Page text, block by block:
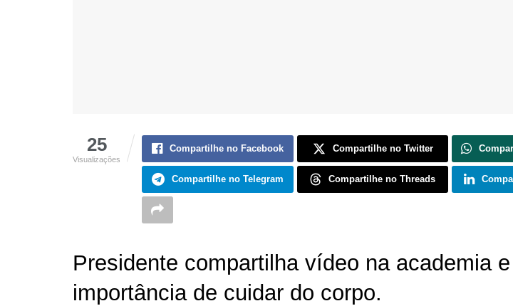
25
Visualizações
Compartilhe no Facebook Compartilhe no Twitter
Compartilhe no Telegram Compartilhe no Threads
Presidente compartilha vídeo na academia
importância de cuidar do corpo.